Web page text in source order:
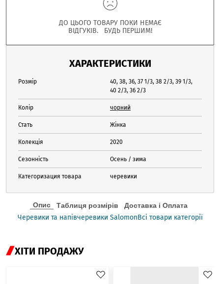
ДО ЦЬОГО ТОВАРУ ПОКИ НЕМАЄ
ВІДГУКІВ. БУДЬ ПЕРШИМ!
ХАРАКТЕРИСТИКИ
Розмір
40, 38, 36, 37 1/3, 38 2/3, 39 1/3,
40 2/3, 36 2/3
Колір чорний
Стать Жінка
Колекція 2020
Сезонність Осень / зима
Категоризация товара черевики
Опис Таблиця розмірів Доставка і Оплата
Черевики та напівчеревики SalomonВсі товари категорії
ХІТИ ПРОДАЖУ